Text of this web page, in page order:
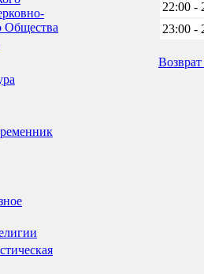
Общества
22:00 -
23:00 -
Возврат